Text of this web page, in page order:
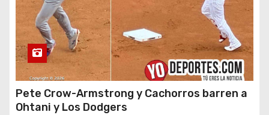
Pete Crow-Armstrong y Cachorros barren a
Ohtani y Los Dodgers